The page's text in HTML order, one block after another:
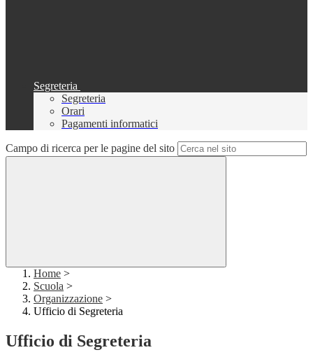
Segreteria
Segreteria
Orari
Pagamenti informatici
Campo di ricerca per le pagine del sito
Home >
Scuola >
Organizzazione >
Ufficio di Segreteria
Ufficio di Segreteria